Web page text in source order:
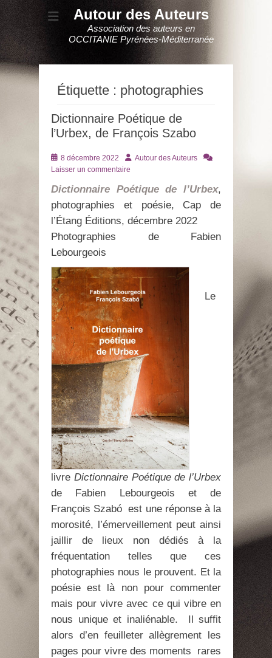
Autour des Auteurs
Association des auteurs en
OCCITANIE Pyrénées-Méditerranée
Étiquette : photographies
Dictionnaire Poétique de
l’Urbex, de François Szabo
Posté
le
8 décembre 2022 AuteurAutour des Auteurs
Laisser un commentaire
Dictionnaire Poétique de l’Urbex,
photographies et poésie, Cap de
l’Étang Éditions, décembre 2022
Photographies de Fabien
Lebourgeois
Le
livre Dictionnaire Poétique de l’Urbex
de Fabien Lebourgeois et de
François Szabó est une réponse à la
morosité, l’émerveillement peut ainsi
jaillir de lieux non dédiés à la
fréquentation telles que ces
photographies nous le prouvent. Et la
poésie est là non pour commenter
mais pour vivre avec ce qui vibre en
nous unique et inaliénable. Il suffit
alors d’en feuilleter allègrement les
pages pour vivre des moments rares